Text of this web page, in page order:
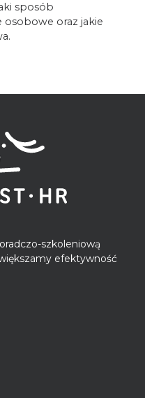
sposób
oraz jakie
szkoleniową
efektywność